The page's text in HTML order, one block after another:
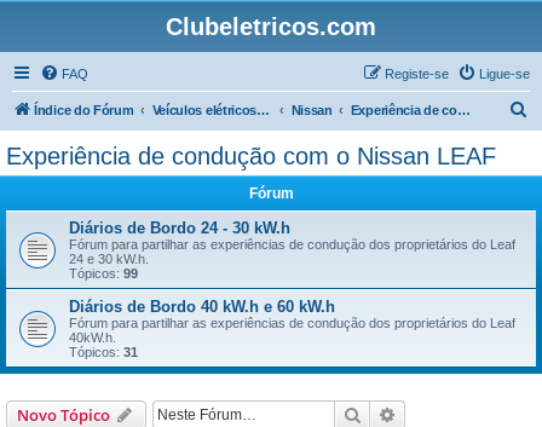
Clubeletricos.com
FAQ Ligue-se
Registe-se
Índice do Fórum Veículos elétricos e híbridos plug-in Nissan Experiência de condução com o Nissan LEAF
Experiência de condução com o Nissan LEAF
Fórum
Diários de Bordo 24 - 30 kW.h
Fórum para partilhar as experiências de condução dos proprietários do Leaf
24 e 30 kW.h.
Tópicos: 99
Diários de Bordo 40 kW.h e 60 kW.h
Fórum para partilhar as experiências de condução dos proprietários do Leaf
40kW.h.
Tópicos: 31
Novo Tópico Pesquisar